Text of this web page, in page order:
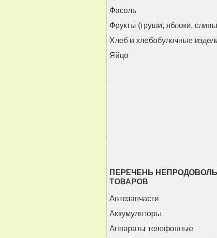
Фасоль
Фрукты (груши, яблоки,
Хлеб и хлебобулочные
Яйцо
ПЕРЕЧЕНЬ
ТОВАРОВ
Автозапчасти
Аккумуляторы
Аппараты телефонные